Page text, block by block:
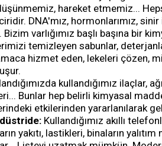
hareket etmemiz...
DNA'mız, hormonlarımız,
varlığımız başlı başına bir
temizleyen sabunlar,
hizmet eden, lekeleri çözen,
kullandığımız ilaçlar,
Bunlar hep belirli kimyasal
etkilerinden yararlanılarak
Kullandığımız akıllı
yakıtı, lastikleri, binaların